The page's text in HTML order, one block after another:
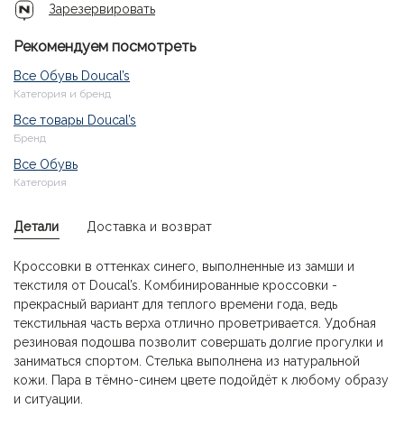
Зарезервировать
Рекомендуем посмотреть
Все Обувь Doucal’s
Категория и бренд
Все товары Doucal’s
Бренд
Все Обувь
Категория
Детали Доставка и возврат
Кроссовки в оттенках синего, выполненные из замши и
текстиля от Doucal’s. Комбинированные кроссовки -
прекрасный вариант для теплого времени года, ведь
текстильная часть верха отлично проветривается. Удобная
резиновая подошва позволит совершать долгие прогулки и
заниматься спортом. Стелька выполнена из натуральной
кожи. Пара в тёмно-синем цвете подойдёт к любому образу
и ситуации.